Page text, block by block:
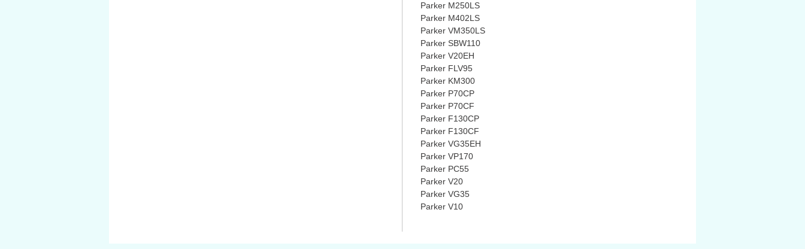
Parker M250LS
Parker M402LS
Parker VM350LS
Parker SBW110
Parker V20EH
Parker FLV95
Parker KM300
Parker P70CP
Parker P70CF
Parker F130CP
Parker F130CF
Parker VG35EH
Parker VP170
Parker PC55
Parker V20
Parker VG35
Parker V10